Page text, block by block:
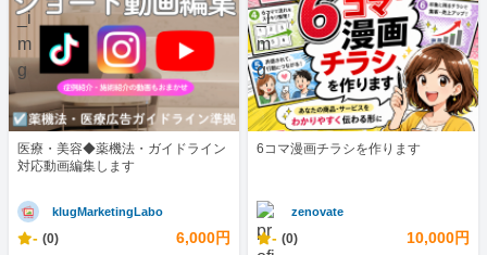
医療・美容◆薬機法・ガイドライン
対応動画編集します
klugMarketingLabo
- (0) 6,000円
6コマ漫画チラシを作ります
zenovate
- (0) 10,000円